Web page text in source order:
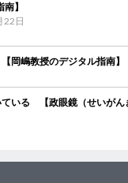
】
22日
岡嶋教授のデジタル指南】
ている 【政眼鏡（せいがん